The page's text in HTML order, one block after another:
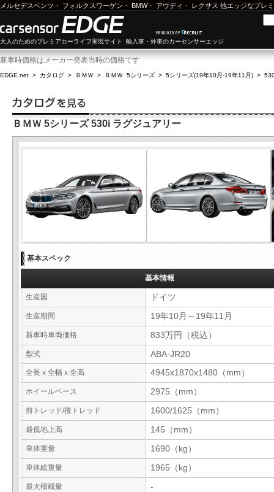
メルセデスベンツ ・ フォルクスワーゲン ・ BMW・ アウディ ・ レクサス 他エッジなプレ
大人のためのプレミアカーライフ実現サイト 輸入車・外車のカーセンサーエッジ
新車時価格はメーカー発表当時の価格です
EDGE.net > カタログ > ＢＭＷ > ＢＭＷ 5シリーズ > 5シリーズ(19年10月-19年11月) >
ＢＭＷ 5シリーズ 530i ラグジュアリー
基本スペック
基本情報
生産国 ドイツ
生産期間 19年10月～19年11月
新車時車両価格 833万円（税込）
型式 ABA-JR20
全長ｘ全幅ｘ全高 4945x1870x1480（mm）
ホイールベース 2975（mm）
前トレッド/後トレッド 1600/1625（mm）
最低地上高 145（mm）
車体重量 1690（kg）
車体総重量 1965（kg）
最大積載量 -